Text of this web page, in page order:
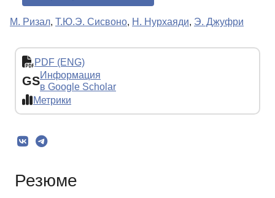
М. Ризал, Т.Ю.Э. Сисвоно, Н. Нурхаяди, Э. Джуфри
PDF (ENG)
GSИнформация
в Google Scholar
Метрики
Резюме